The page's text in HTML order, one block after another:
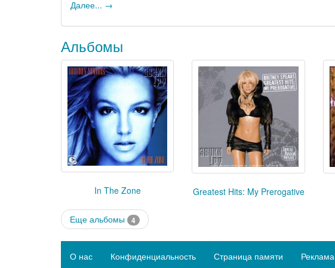
Далее... →
Альбомы
In The Zone Greatest Hits: My Prerogative
Еще альбомы 4
О нас Конфиденциальность Страница памяти Реклама